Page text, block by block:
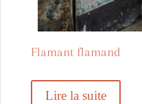
Flamant flamand
Lire la suite